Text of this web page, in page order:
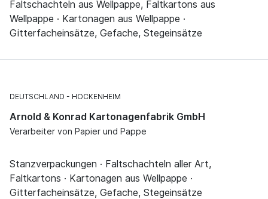
Faltschachteln aus Wellpappe, Faltkartons aus
Wellpappe · Kartonagen aus Wellpappe ·
Gitterfacheinsätze, Gefache, Stegeinsätze
DEUTSCHLAND HOCKENHEIM
Arnold & Konrad Kartonagenfabrik GmbH
Verarbeiter von Papier und Pappe
Stanzverpackungen · Faltschachteln aller Art,
Faltkartons · Kartonagen aus Wellpappe ·
Gitterfacheinsätze, Gefache, Stegeinsätze